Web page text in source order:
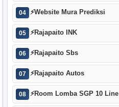
04 ⚡Website Mura Prediksi
05 ⚡Rajapaito INK
06 ⚡Rajapaito Sbs
07 ⚡Rajapaito Autos
08 ⚡Room Lomba SGP 10 Line